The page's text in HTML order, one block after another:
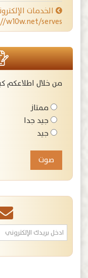
الخدمات
serves/
من خلال اطلاعكم
ممتاز
جيد جدا
جيد